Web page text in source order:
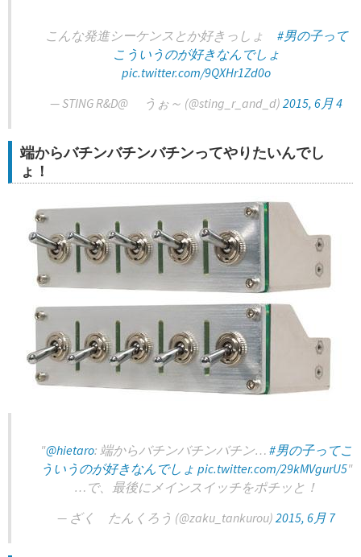
こんな発進シーケンスとか好きっしょ #男の子って
こういうのが好きなんでしょ
pic.twitter.com/9QXHr1Zd0o
— STING R&D@ うぉ～ (@sting_r_and_d) 2015, 6月 4
端からバチンバチンバチンってやりたいんでし
ょ！
"@hietaro: 端からバチンバチンバチン… #男の子ってこ
ういうのが好きなんでしょ pic.twitter.com/29kMVgurU5"
…で、最後にメインスイッチをポチッと！
— ざく たんくろう (@zaku_tankurou) 2015, 6月 7